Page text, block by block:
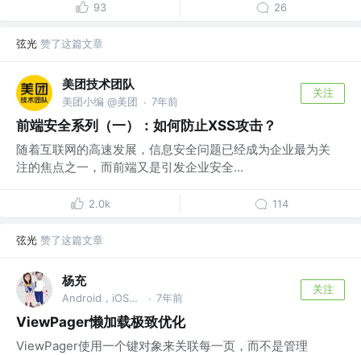
93 26
弦光 赞了这篇文章
美团技术团队
美团小编 @美团 · 7年前
关注
前端安全系列（一）：如何防止XSS攻击？
随着互联网的高速发展，信息安全问题已经成为企业最为关
注的焦点之一，而前端又是引发企业安全...
2.0k 114
弦光 赞了这篇文章
杨充
Android，iOS，Linux程序员 @Tencent · 7年前
关注
ViewPager懒加载极致优化
ViewPager使用一个键对象来关联每一页，而不是管理